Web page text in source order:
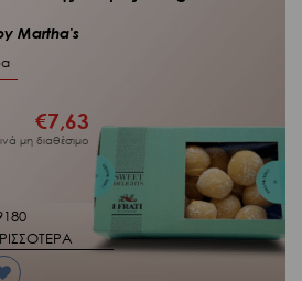
Martha's
€7,63
μη διαθέσιμο